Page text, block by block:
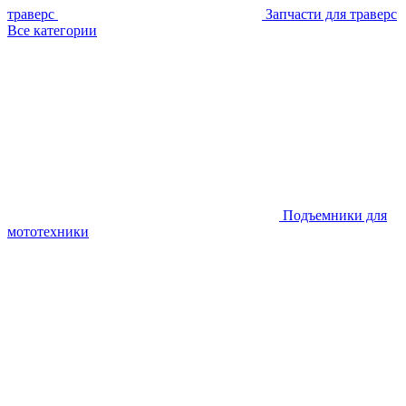
траверс
Запчасти для траверс
Все категории
Подъемники для
мототехники